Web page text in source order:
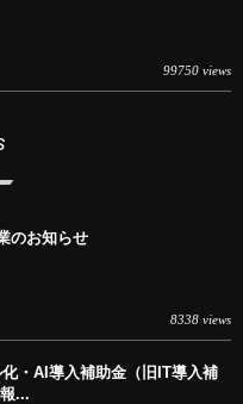
99750 views
のお知らせ
8338 views
化・AI導入補助金（旧IT導入補
...